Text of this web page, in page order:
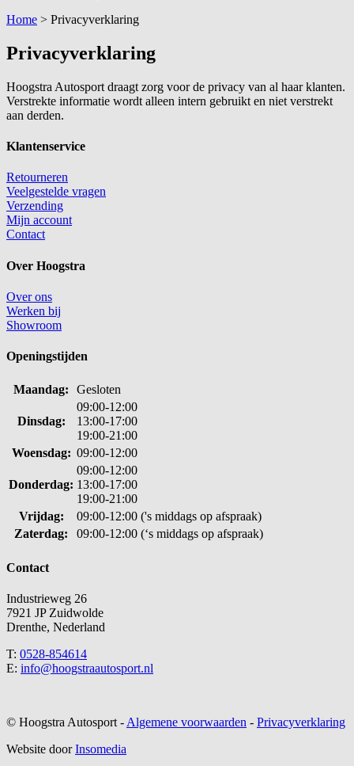
Home > Privacyverklaring
Privacyverklaring
Hoogstra Autosport draagt zorg voor de privacy van al haar klanten.
Verstrekte informatie wordt alleen intern gebruikt en niet verstrekt
aan derden.
Klantenservice
Retourneren
Veelgestelde vragen
Verzending
Mijn account
Contact
Over Hoogstra
Over ons
Werken bij
Showroom
Openingstijden
Maandag: Gesloten
Dinsdag:
09:00-12:00
13:00-17:00
19:00-21:00
Woensdag: 09:00-12:00
Donderdag:
09:00-12:00
13:00-17:00
19:00-21:00
Vrijdag:
09:00-12:00 ('s middags op afspraak)
Zaterdag:
09:00-12:00 (‘s middags op afspraak)
Contact
Industrieweg 26
7921 JP Zuidwolde
Drenthe, Nederland
T: 0528-854614
E: info@hoogstraautosport.nl
© Hoogstra Autosport - Algemene voorwaarden - Privacyverklaring
Website doorInsomedia